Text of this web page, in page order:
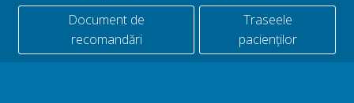
Document de
recomandări
Traseele
pacienților